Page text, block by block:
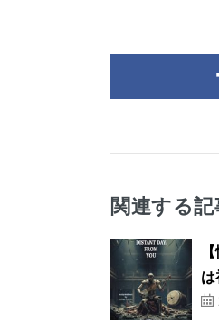
関連する記